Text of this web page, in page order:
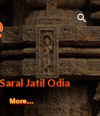
content
Jatil Odia
More…